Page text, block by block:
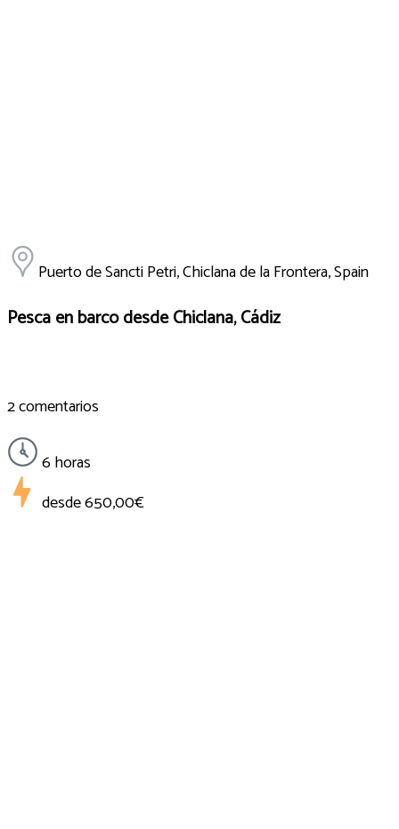
Puerto de Sancti Petri, Chiclana de la Frontera, Spain
Pesca en barco desde Chiclana, Cádiz
2 comentarios
6 horas
desde650,00€